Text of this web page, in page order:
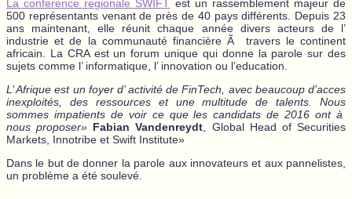
La conference regionale SWIFT est un rassemblement majeur de
500 représentants venant de près de 40 paysdifférents. Depuis 23
ans maintenant, elle réunit chaque année divers acteurs de l’
industrie et de la communauté financière Ã travers le continent
africain. La CRA est un forum unique qui donne la parole sur des
sujets comme l’ informatique, l’ innovation ou l’education.
L’ Afrique est un foyer d’ activité de FinTech, avec beaucoup d’acces
inexploités, des ressources et une multitude de talents. Nous
sommes impatients de voir ce que les candidats de 2016 ont à
nous proposer» Fabian Vandenreydt, Global Head of Securities
Markets, Innotribe et Swift Institute»
Dans le but de donner la parole aux innovateurs et aux pannelistes,
un problème a été soulevé.